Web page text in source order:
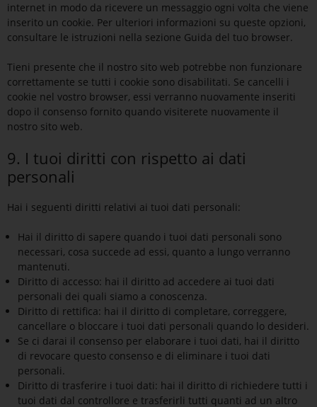
internet in modo da ricevere un messaggio ogni volta che viene
inserito un cookie. Per ulteriori informazioni su queste opzioni,
consultare le istruzioni nella sezione Guida del tuo browser.
Tieni presente che il nostro sito web potrebbe non funzionare
correttamente se tutti i cookie sono disabilitati. Se cancelli i
cookie nel vostro browser, essi verranno nuovamente inseriti
dopo il consenso fornito quando visiterete nuovamente il
nostro sito web.
9. I tuoi diritti con rispetto ai dati
personali
Hai i seguenti diritti relativi ai tuoi dati personali:
Hai il diritto di sapere quando i tuoi dati personali sono
necessari, cosa succede ad essi, quanto a lungo verranno
mantenuti.
Diritto di accesso: hai il diritto ad accedere ai tuoi dati
personali dei quali siamo a conoscenza.
Diritto di rettifica: hai il diritto di completare, correggere,
cancellare o bloccare i tuoi dati personali quando lo desideri.
Se ci darai il consenso per elaborare i tuoi dati, hai il diritto
di revocare questo consenso e di eliminare i tuoi dati
personali.
Diritto di trasferire i tuoi dati: hai il diritto di richiedere tutti i
tuoi dati dal controllore e trasferirli tutti quanti ad un altro